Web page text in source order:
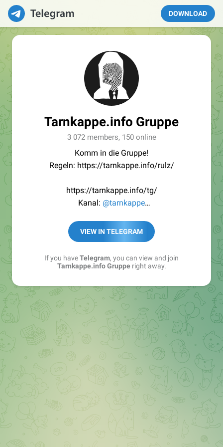
DOWNLOAD
Tarnkappe.info Gruppe
3 072 members, 150 online
Komm in die Gruppe!
Regeln: https://tarnkappe.info/rulz/
https://tarnkappe.info/tg/
Kanal: @tarnkappe
Best of:@bestoftarnkappe
Kochen: https://t.me/+WSW5F1VcmhliMjk6
VIEW IN TELEGRAM
If you haveTelegram, you can view and join
Tarnkappe.info Grupperight away.